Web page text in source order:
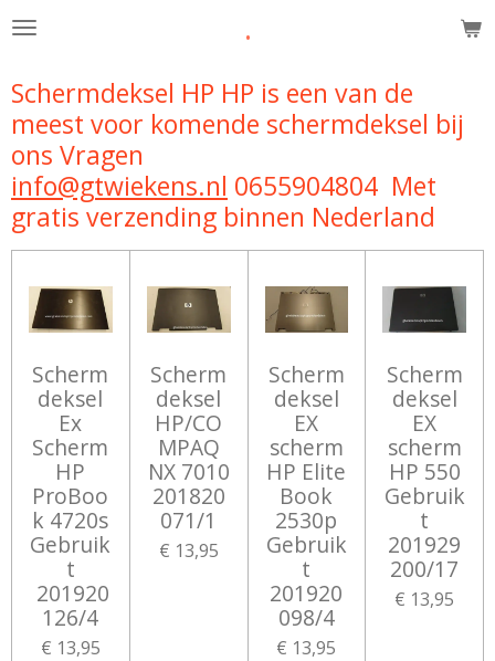
Ga
de
hoofdinhoud
.
Schermdeksel HP HP is een van de
meest voor komende schermdeksel bij
ons Vragen
info@gtwiekens.nl 0655904804 Met
gratis verzending binnen Nederland
Scherm
deksel
Ex
Scherm
HP
ProBoo
k 4720s
Gebruik
t
201920
126/4
€ 13,95
Scherm
deksel
HP/CO
MPAQ
NX 7010
201820
071/1
€ 13,95
Scherm
deksel
EX
scherm
HP Elite
Book
2530p
Gebruik
t
201920
098/4
€ 13,95
Scherm
deksel
EX
scherm
HP 550
Gebruik
t
201929
200/17
€ 13,95